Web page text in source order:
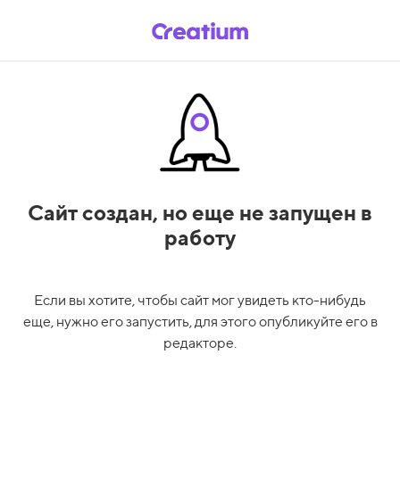
Сайт создан, но еще не запущен в
работу
Если вы хотите, чтобы сайт мог увидеть кто-нибудь
еще, нужно его запустить, для этого опубликуйте его в
редакторе.